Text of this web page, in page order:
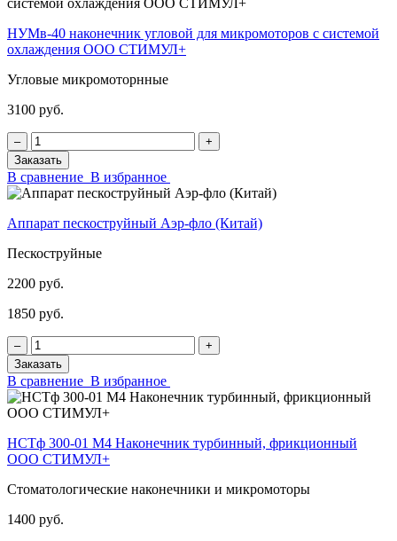
НУМв-40 наконечник угловой для микромоторов с системой
охлаждения ООО СТИМУЛ+
Угловые микромоторнные
3100 руб.
‒
+
Заказать
В сравнение В избранное
Аппарат пескоструйный Аэр-фло (Китай)
Пескоструйные
2200 руб.
1850 руб.
‒
+
Заказать
В сравнение В избранное
НСТф 300-01 М4 Наконечник турбинный, фрикционный
ООО СТИМУЛ+
Стоматологические наконечники и микромоторы
1400 руб.